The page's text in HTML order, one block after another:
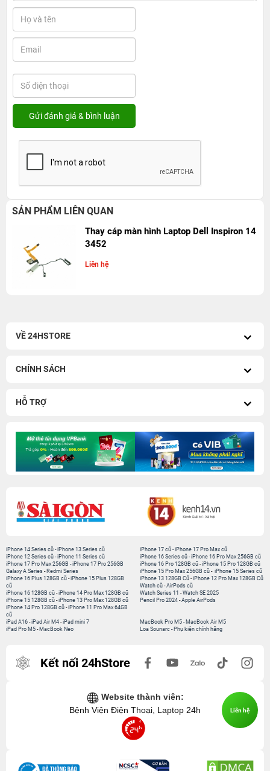
SẢN PHẨM LIÊN QUAN
Thay cáp màn hình Laptop Dell Inspiron 14
3452
Liên hệ
VỀ 24HSTORE
CHÍNH SÁCH
HỖ TRỢ
iPhone 14 Series cũ -iPhone 13 Series cũ
iPhone 12 Series cũ -iPhone 11 Series cũ
iPhone 17 Pro Max 256GB -iPhone 17 Pro 256GB
Galaxy A Series - Redmi Series
iPhone 17 cũ-iPhone 17 Pro Max cũ
iPhone 16 Series cũ- iPhone 16 Pro Max 256GB cũ
iPhone 16 Pro 128GB cũ-iPhone 15 Pro 128GB cũ
iPhone 15 Pro Max 256GB cũ- iPhone 15 Series cũ
iPhone 16 Plus 128GB cũ -iPhone 15 Plus 128GB
cũ
iPhone 16 128GB cũ -iPhone 14 Pro Max 128GB cũ
iPhone 15 128GB cũ -iPhone 13 Pro Max 128GB cũ
iPhone 14 Pro 128GB cũ -iPhone 11 Pro Max 64GB
cũ
iPhone 13 128GB Cũ-iPhone 12 Pro Max 128GB Cũ
Watch cũ-AirPods cũ
Watch Series 11 -Watch SE 2025
Pencil Pro 2024-Apple AirPods
iPad A16 -iPad Air M4 -iPad mini 7
iPad Pro M5 - MacBook Neo
MacBook Pro M5- MacBook Air M5
Loa Sounarc- Phụ kiện chính hãng
Kết nối 24hStore
Website thành viên:
Bệnh Viện Điện Thoại, Laptop 24h
Liên hệ